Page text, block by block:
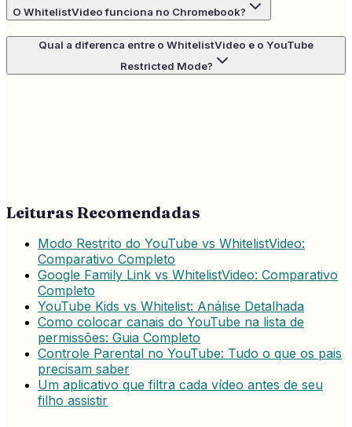
O WhitelistVideo funciona no Chromebook?
Qual a diferenca entre o WhitelistVideo e o YouTube
Restricted Mode?
Leituras Recomendadas
Modo Restrito do YouTube vs WhitelistVideo:
Comparativo Completo
Google Family Link vs WhitelistVideo: Comparativo
Completo
YouTube Kids vs Whitelist: Análise Detalhada
Como colocar canais do YouTube na lista de
permissões: Guia Completo
Controle Parental no YouTube: Tudo o que os pais
precisam saber
Um aplicativo que filtra cada vídeo antes de seu
filho assistir